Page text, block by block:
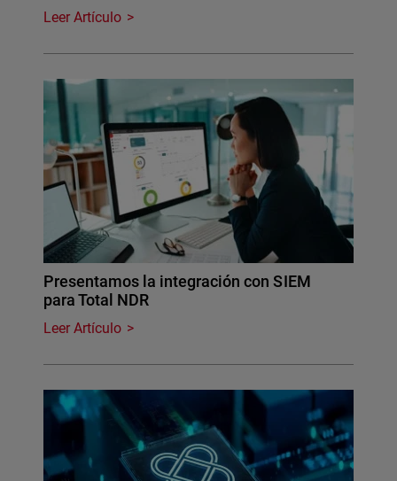
Leer Artículo
Presentamos la integración con SIEM
para Total NDR
Leer Artículo